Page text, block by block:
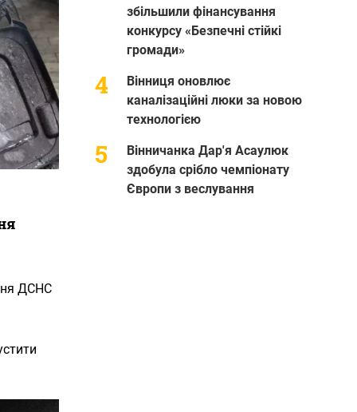
ДСНС
збільшили фінансування
конкурсу «Безпечні стійкі
громади»
Вінниця оновлює
каналізаційні люки за новою
технологією
Вінничанка Дар'я Асаулюк
здобула срібло чемпіонату
Європи з веслування